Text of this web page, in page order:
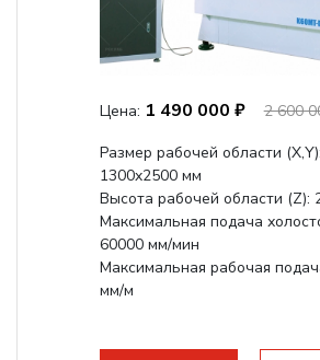
Цена: 1 490 000 ₽
2 600
Размер рабочей области (Х,Y):
1300x2500 мм
Высота рабочей области (Z):
Максимальная подача
60000 мм/мин
Максимальная рабочая
мм/м